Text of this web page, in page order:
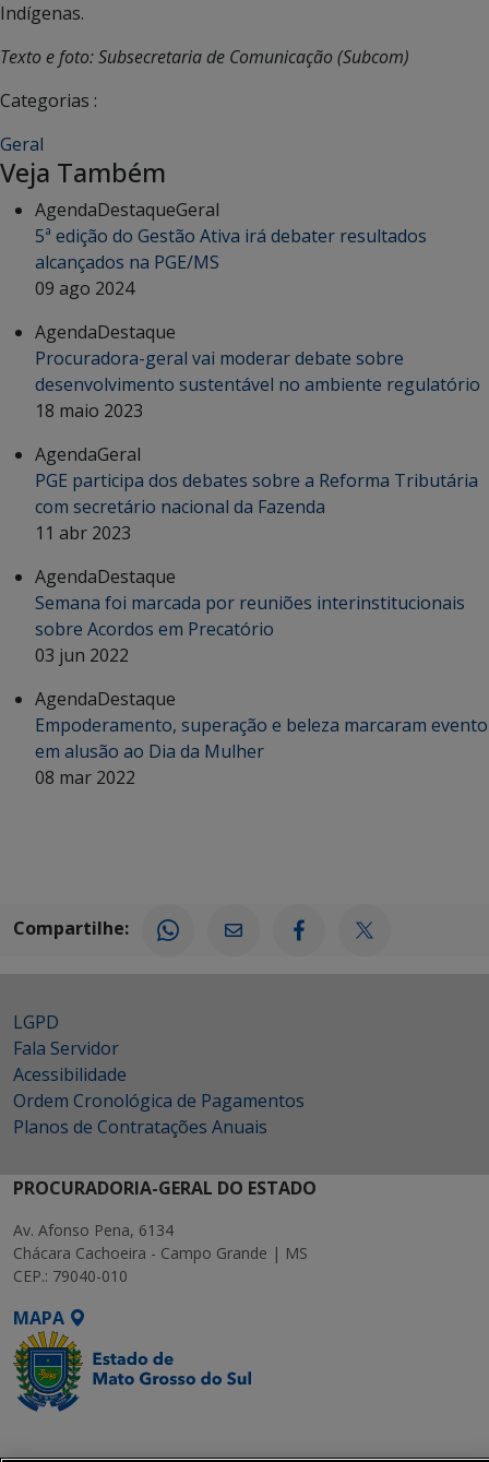
Indígenas.
Texto e foto: Subsecretaria de Comunicação (Subcom)
Categorias :
Geral
Veja Também
AgendaDestaqueGeral
5ª edição do Gestão Ativa irá debater resultados
alcançados na PGE/MS
09 ago 2024
AgendaDestaque
Procuradora-geral vai moderar debate sobre
desenvolvimento sustentável no ambiente regulatório
18 maio 2023
AgendaGeral
PGE participa dos debates sobre a Reforma Tributária
com secretário nacional da Fazenda
11 abr 2023
AgendaDestaque
Semana foi marcada por reuniões interinstitucionais
sobre Acordos em Precatório
03 jun 2022
AgendaDestaque
Empoderamento, superação e beleza marcaram evento
em alusão ao Dia da Mulher
08 mar 2022
Compartilhe:
LGPD
Fala Servidor
Acessibilidade
Ordem Cronológica de Pagamentos
Planos de Contratações Anuais
PROCURADORIA-GERAL DO ESTADO
Av. Afonso Pena, 6134
Chácara Cachoeira - Campo Grande | MS
CEP.: 79040-010
MAPA